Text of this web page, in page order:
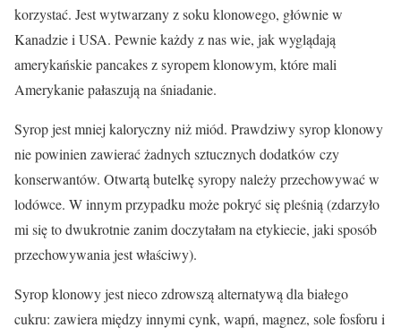
korzystać. Jest wytwarzany z soku klonowego, głównie w
Kanadzie i USA. Pewnie każdy z nas wie, jak wyglądają
amerykańskie pancakes z syropem klonowym, które mali
Amerykanie pałaszują na śniadanie.
Syrop jest mniej kaloryczny niż miód. Prawdziwy syrop klonowy
nie powinien zawierać żadnych sztucznych dodatków czy
konserwantów. Otwartą butelkę syropy należy przechowywać w
lodówce. W innym przypadku może pokryć się pleśnią (zdarzyło
mi się to dwukrotnie zanim doczytałam na etykiecie, jaki sposób
przechowywania jest właściwy).
Syrop klonowy jest nieco zdrowszą alternatywą dla białego
cukru: zawiera między innymi cynk, wapń, magnez, sole fosforu i